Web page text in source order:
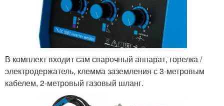
В комплект входит сам сварочный аппарат, горелка /
электродержатель, клемма заземления с 3-метровым
кабелем, 2-метровый газовый шланг.